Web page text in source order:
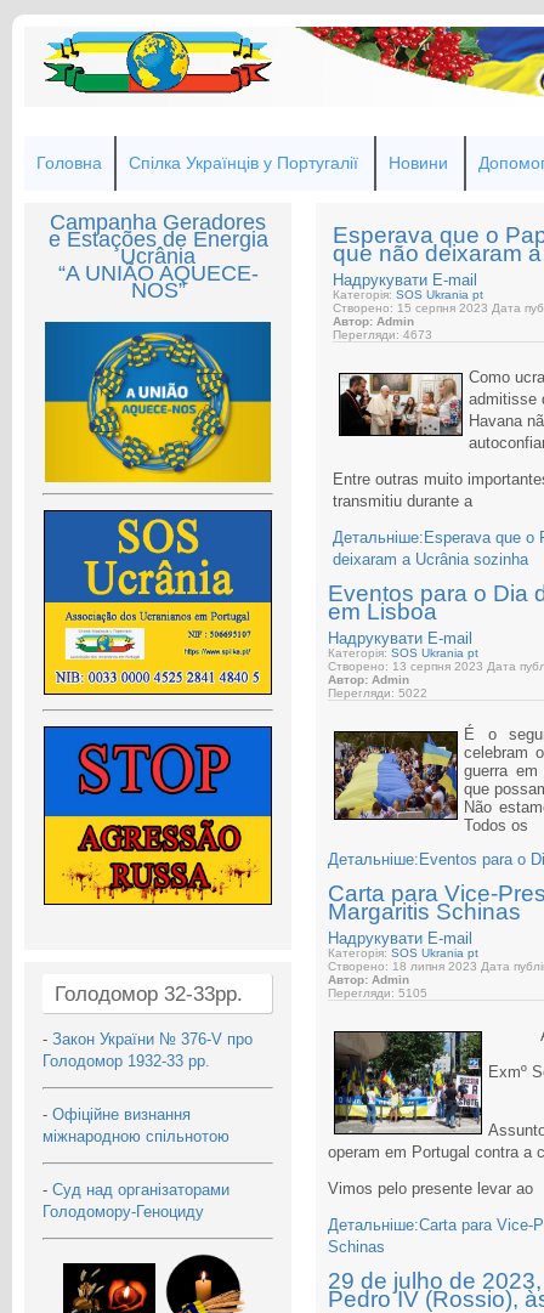
Головна Спілка Українців у Португалії Новини
Campanha Geradores
e Estações de Energia
Ucrânia
“A UNIÃO AQUECE-
NOS”
Голодомор 32-33рр.
- Закон України № 376-V про
Голодомор 1932-33 рр.
- Офіційне визнання
міжнародною спільнотою
- Суд над організаторами
Голодомору-Геноциду
Esperava que o
que não deixaram
Надрукувати E-mail
Категорія:SOS Ukrania pt
Створено: 15 серпня 2023 Дата
Автор: Admin
Перегляди: 4673
Como
admitisse
Havana
Entre outras muito
transmitiu durante a
Детальніше:Esperava que o
deixaram a Ucrânia sozinha
Eventos para o Dia
em Lisboa
Надрукувати E-mail
Категорія: SOS Ukrania pt
Створено: 13 серпня 2023 Дата
Автор: Admin
Перегляди: 5022
É o
celebram
guerra
que
Não
Todos os
Детальніше:Eventos para o
Carta para Vice-
Margaritis Schinas
Надрукувати E-mail
Категорія: SOS Ukrania pt
Створено: 18 липня 2023 Дата
Автор: Admin
Перегляди: 5105
Exmº
operam em Portugal contra a
Vimos pelo presente levar ao
Детальніше:Carta para Vice-
Schinas
29 de julho de
Pedro IV (Rossio),